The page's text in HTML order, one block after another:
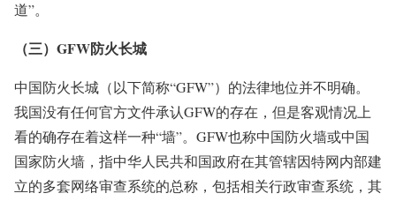
道”。
（三）GFW防火长城
中国防火长城（以下简称“GFW”）的法律地位并不明确。
我国没有任何官方文件承认GFW的存在，但是客观情况上
看的确存在着这样一种“墙”。GFW也称中国防火墙或中国
国家防火墙，指中华人民共和国政府在其管辖因特网内部建
立的多套网络审查系统的总称，包括相关行政审查系统，其